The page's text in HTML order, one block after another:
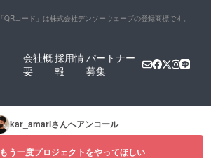
「QRコード」は株式会社デンソーウェーブの登録商標です。
会社概
要
採用情
報
パートナー
募集
kar_amariさんへアンコール
もう一度プロジェクトをやってほしい